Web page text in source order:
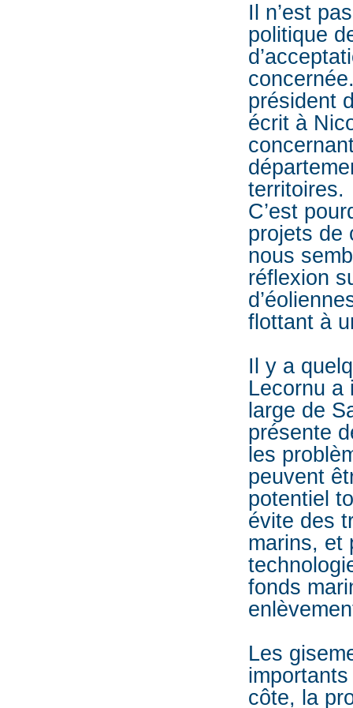
Il n’est
politique
président
écrit à
territoires.
C’est
projets de
nous
réflexion
flottant à
Il y a
Lecornu a
large de
présente
les
peuvent
potentiel
évite des
marins, et
fonds
Les
côte, la